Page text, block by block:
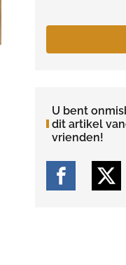
U bent
dit artikel
vrienden!